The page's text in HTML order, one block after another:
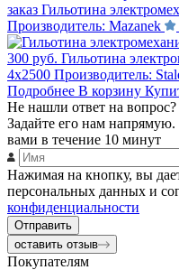
заказ Гильотина
Производитель: Mazanek
300 руб. Гильотина
4x2500 Производитель:
Подробнее В корзину
Не нашли ответ на вопрос?
Задайте его нам
вами в течение 10 минут
Нажимая на кнопку, вы
персональных данных и
конфиденциальности
Отправить
оставить отзыв
Покупателям